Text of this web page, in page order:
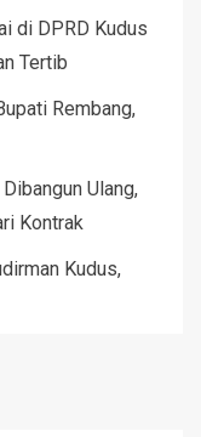
di DPRD Kudus
Tertib
Rembang,
Ulang,
Kontrak
Kudus,